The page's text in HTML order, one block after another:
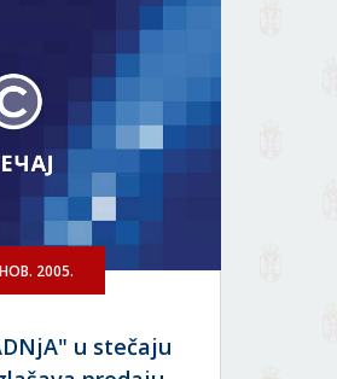
2005.
u stečaju